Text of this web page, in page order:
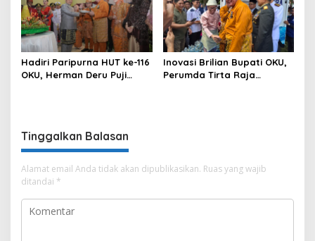
Hadiri Paripurna HUT ke-116
OKU, Herman Deru Puji
Inovasi Brilian Bupati OKU,
Perumda Tirta Raja
Tinggalkan Balasan
Alamat email Anda tidak akan dipublikasikan. Ruas yang wajib
ditandai *